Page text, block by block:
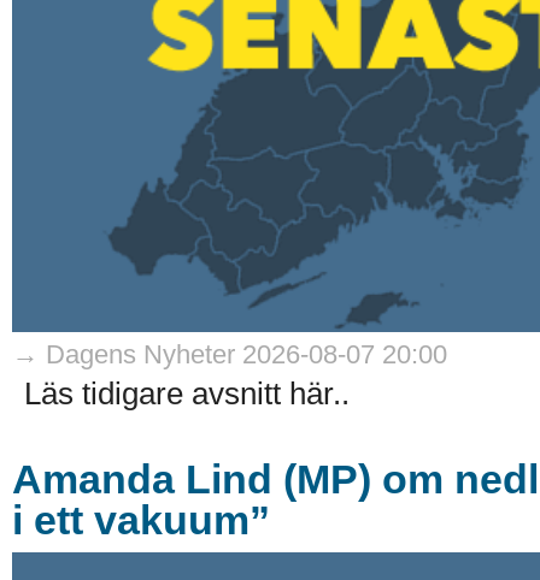
→ Dagens Nyheter 2026-08-07 20:00
Läs tidigare avsnitt här..
Amanda Lind (MP) om
i ett vakuum”